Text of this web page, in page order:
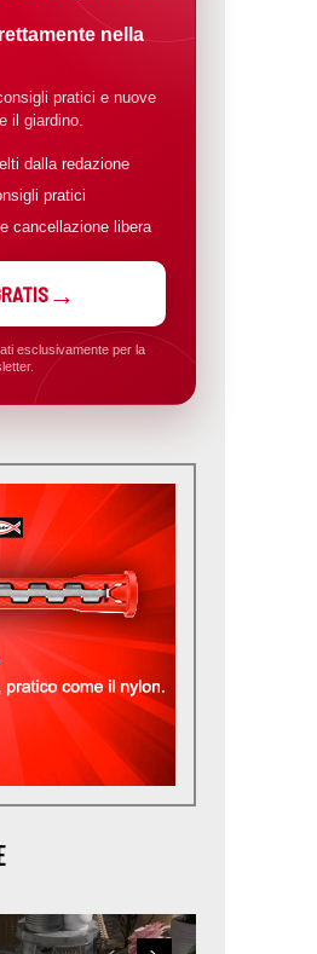
nella
pratici e nuove
il giardino.
dalla redazione
pratici
cancellazione libera
esclusivamente per la